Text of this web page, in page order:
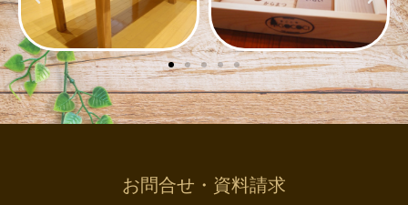
お問合せ・資料請求